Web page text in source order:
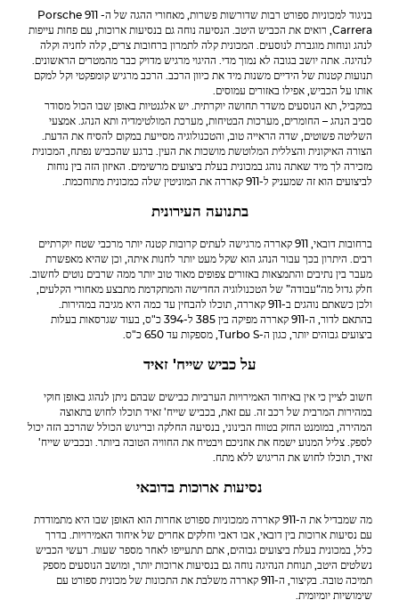
בניגוד למכוניות ספורט רבות שדורשות פשרות, מאחורי ההגה של ה- Porsche 911
Carrera , רואים את הכביש היטב. הנסיעה נוחה גם בנסיעות ארוכות, עם פחות עייפות
לנהג ונוחות מוגברת לנוסעים. המכונית קלה לתמרון ברחובות צרים, קלה לחניה וקלה
לנהיגה. אתה יושב בגובה לא נמוך מדי. ההיגוי מרגיש מדויק כבר מהמטרים הראשונים.
תנועות קטנות של הידיים משנות מיד את כיוון הרכב. הרכב מרגיש קומפקטי וקל למקם
אותו על הכביש, אפילו באזורים עמוסים.
במקביל, תא הנוסעים משדר תחושה יוקרתית. יש אלגנטיות באופן שבו הכול מסודר
סביב הנהג – החומרים, מערכות הבטיחות, מערכת המולטימדיה ותא הנהג. אמצעי
השליטה פשוטים, שדה הראייה טוב, והטכנולוגיה מסייעת במקום להסיח את הדעת.
הצורה האיקונית והצללית המלוטשת מושכות את העין. ברגע שהכביש נפתח, המכונית
מזכירה לך מיד שאתה נוהג במכונית בעלת ביצועים מרשימים. האיזון הזה בין נוחות
לביצועים הוא זה שמעניק ל-911 קאררה את המוניטין שלה כמכונית מתוחכמת.
בתנועה העירונית
ברחובות דובאי, 911 קאררה מרגישה לעתים קרובות קטנה יותר מרכבי שטח יוקרתיים
רבים. היתרון בכך עבור הנהג הוא שקל מעט יותר לחנות איתה, וכן שהיא מאפשרת
מעבר בין נתיבים והתמצאות באזורים צפופים מאוד טוב יותר ממה שרבים נוטים לחשוב.
חלק גדול מה“עבודה” של הטכנולוגיה החדישה והמתקדמת מתבצע מאחורי הקלעים,
ולכן כשאתם נוהגים ב-911 קאררה, תוכלו להבחין עד כמה היא מגיבה במהירות.
בהתאם לדור, ה-911 קאררה מפיקה בין 385 ל-394 כ"ס, בעוד שגרסאות בעלות
ביצועים גבוהים יותר, כגון ה-Turbo S, מספקות עד 650 כ"ס.
על כביש שייח' זאיד
חשוב לציין כי אין באיחוד האמירויות הערביות כבישים שבהם ניתן לנהוג באופן חוקי
במהירות המרבית של רכב זה. עם זאת, בכביש שייח' זאיד תוכלו לחוש בתאוצה
המהירה, במומנט החזק בטווח הבינוני, בנסיעה החלקה ובריגוש הכולל שהרכב הזה יכול
לספק. צליל המנוע ישמח את אוזניכם ויבטיח את החוויה הטובה ביותר. ובכביש שייח'
זאיד, תוכלו לחוש את הריגוש ללא מתח.
נסיעות ארוכות בדובאי
מה שמבדיל את ה-911 קאררה ממכוניות ספורט אחרות הוא האופן שבו היא מתמודדת
עם נסיעות ארוכות בין דובאי, אבו דאבי וחלקים אחרים של איחוד האמירויות. בדרך
כלל, במכונית בעלת ביצועים גבוהים, אתם תתעייפו לאחר מספר שעות. רעשי הכביש
נשלטים היטב, תנוחת הנהיגה נוחה גם בנסיעות ארוכות יותר, ומושב הנוסעים מספק
תמיכה טובה. בקיצור, ה-911 קאררה משלבת את התכונות של מכונית ספורט עם
שימושיות יומיומית.